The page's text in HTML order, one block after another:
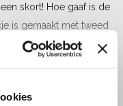
skort! Hoe gaaf is de
is gemaakt met tweed